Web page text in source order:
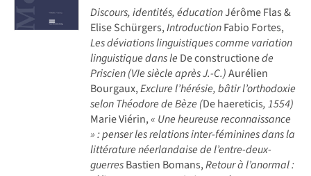
Discours, identités, éducationJérôme Flas &
Elise Schürgers,IntroductionFabio Fortes,
Les déviations linguistiques comme variation
linguistique dans le De constructionede
Priscien (VIe siècle après J.-C.)Aurélien
Bourgaux,Exclure l’hérésie, bâtir l’orthodoxie
selon Théodore de Bèze (De haereticis, 1554)
Marie Viérin,« Une heureuse reconnaissance
» : penser les relations inter-féminines dans la
littérature néerlandaise de l’entre-deux-
guerresBastien Bomans,Retour à l’anormal :